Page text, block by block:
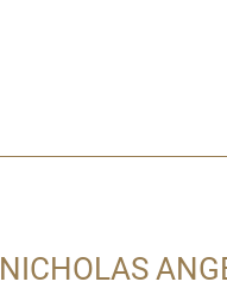
NICHOLAS